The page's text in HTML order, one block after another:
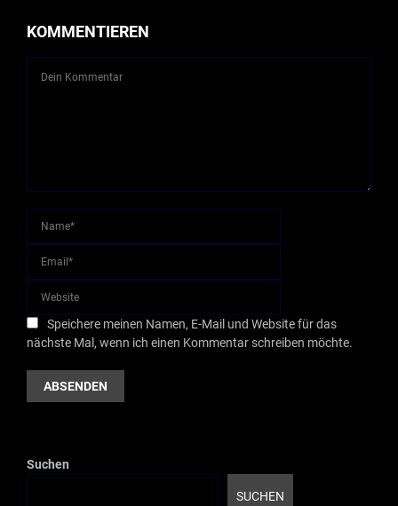
KOMMENTIEREN
Speichere meinen Namen, E-Mail und Website für das
nächste Mal, wenn ich einen Kommentar schreiben möchte.
Suchen
SUCHEN